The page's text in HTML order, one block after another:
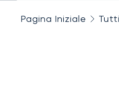
Pagina Iniziale